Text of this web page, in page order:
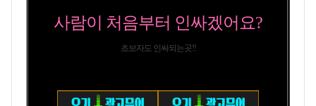
사람이 처음부터 인싸겠어요?
초보자도 인싸되는곳!!